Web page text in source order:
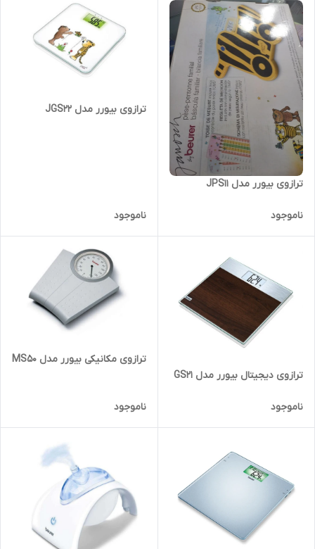
ترازوی بیورر مدل JPS11
ناموجود
ترازوی بیورر مدل JGS22
ناموجود
ترازوی دیجیتال بیورر مدل GS21
ناموجود
ترازوی مکانیکی بیورر مدل MS50
ناموجود